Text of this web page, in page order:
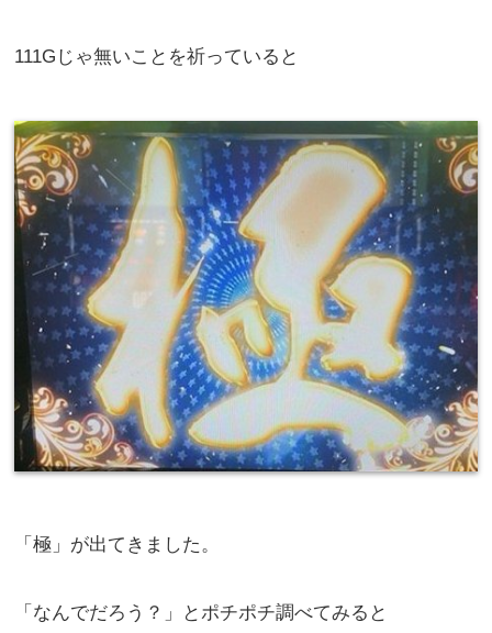
111Gじゃ無いことを祈っていると
「極」が出てきました。
「なんでだろう？」とポチポチ調べてみると